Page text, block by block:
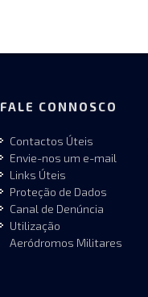
FALE CONNOSCO
Contactos Úteis
Envie-nos um e-mail
Links Úteis
Proteção de Dados
Canal de Denúncia
Utilização
Aeródromos Militares